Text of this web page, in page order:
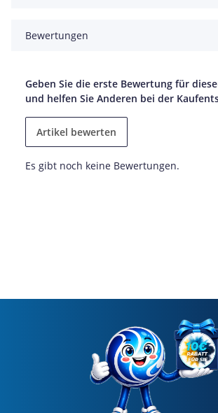
Bewertungen
Geben Sie die erste Bewertung für
und helfen Sie Anderen bei der
Artikel bewerten
Es gibt noch keine Bewertungen.